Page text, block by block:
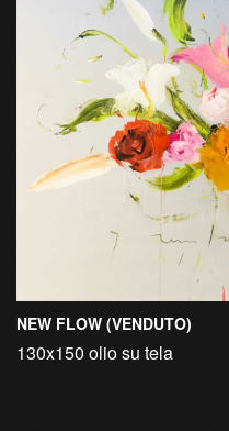
NEW FLOW (VENDUTO)
130x150 olio su tela